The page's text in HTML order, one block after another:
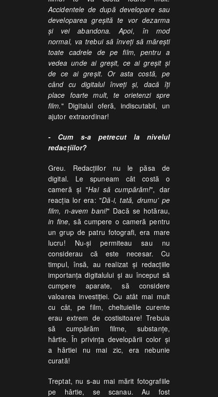
Accidentele de după developare sau
developarea greșită te vor dezarma
și vei abandona. Apoi, în mod
normal, va trebui să înveți să mărești
toate cadrele de pe film, pentru a
vedea unde ai greșit, ce ai greșit și
de ce ai greșit. Or asta costă, pe
când cu digitalul înveți și, dacă îți
place foarte mult, te orietenzi spre
film." Digitalul oferă, indiscutabil, un
ajutor extraordinar!
- Cum s-a petrecut la nivelul
redacțiilor?
Greu. Redacțiilor nu le păsa de
digital. Le spuneam cât costă o
cameră și "Hai să cumpărăm!", dar
reacția lor era: "Dă-i, tată, drumu’ pe
film, n-avem bani!" Dacă se hotărau,
in fine, să cumpere o cameră pentru
un grup de patru fotografi, era mare
lucru! Nu-și permiteau sau nu
considerau că este necesar. Cu
timpul, însă, au realizat și redacţiile
importanţa digitalului și au început să
cumpere aparate, să considere
valoarea investiției. Cu atât mai mult
cu cât, pe film, cheltuielile curente
erau extrem de costisitoare! Trebuia
să cumpărăm filme, substanțe,
hârtie. În privinţa developării color și
a hârtiei nu mai zic, era nebunie
curată!
Treptat, nu s-au mai mărit fotografiile
pe hârtie, se scanau. Au fost